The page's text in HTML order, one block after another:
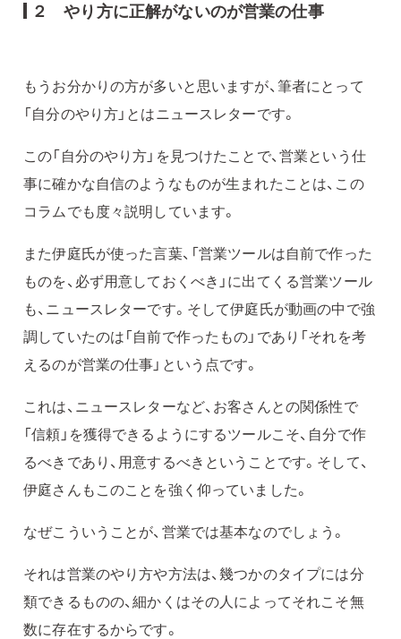
２ やり方に正解がないのが営業の仕事
もうお分かりの方が多いと思いますが、筆者にとって
「自分のやり方」とはニュースレターです。
この「自分のやり方」を見つけたことで、営業という仕
事に確かな自信のようなものが生まれたことは、この
コラムでも度々説明しています。
また伊庭氏が使った言葉、「営業ツールは自前で作った
ものを、必ず用意しておくべき」に出てくる営業ツール
も、ニュースレターです。そして伊庭氏が動画の中で強
調していたのは「自前で作ったもの」であり「それを考
えるのが営業の仕事」という点です。
これは、ニュースレターなど、お客さんとの関係性で
「信頼」を獲得できるようにするツールこそ、自分で作
るべきであり、用意するべきということです。そして、
伊庭さんもこのことを強く仰っていました。
なぜこういうことが、営業では基本なのでしょう。
それは営業のやり方や方法は、幾つかのタイプには分
類できるものの、細かくはその人によってそれこそ無
数に存在するからです。